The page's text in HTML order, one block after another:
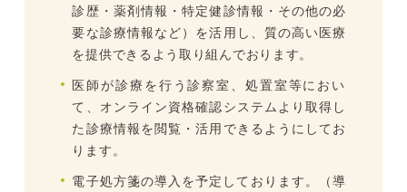
診歴・薬剤情報・特定健診情報・その他の必
要な診療情報など）を活用し、質の高い医療
を提供できるよう取り組んでおります。
医師が診療を行う診察室、処置室等におい
て、オンライン資格確認システムより取得し
た診療情報を閲覧・活用できるようにしてお
ります。
電子処方箋の導入を予定しております。（導